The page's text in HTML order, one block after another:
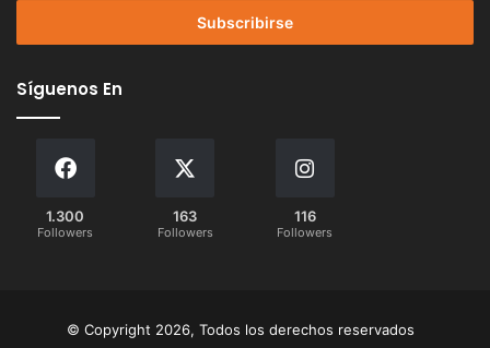
Síguenos En
1.300
Followers
163
Followers
116
Followers
© Copyright 2026, Todos los derechos reservados